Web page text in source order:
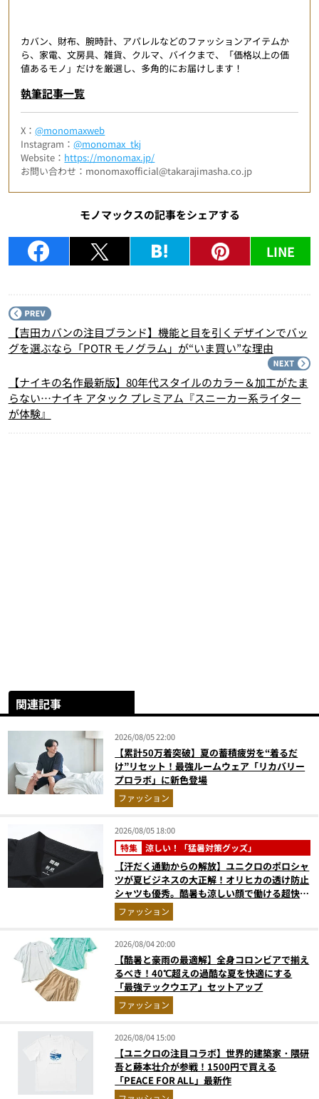
カバン、財布、腕時計、アパレルなどのファッションアイテムか
ら、家電、文房具、雑貨、クルマ、バイクまで、「価格以上の価
値あるモノ」だけを厳選し、多角的にお届けします！
執筆記事一覧
X：@monomaxweb
Instagram：@monomax_tkj
Website： https://monomax.jp/
お問い合わせ：monomaxofficial@takarajimasha.co.jp
モノマックスの記事をシェアする
LINE
【吉田カバンの注目ブランド】機能と目を引くデザインでバッ
グを選ぶなら「POTR モノグラム」が“いま買い”な理由
【ナイキの名作最新版】80年代スタイルのカラー＆加工がたま
らない…ナイキ アタック プレミアム『スニーカー系ライター
が体験』
関連記事
2026/08/05 22:00
【累計50万着突破】夏の蓄積疲労を“着るだ
け”リセット！最強ルームウェア「リカバリー
プロラボ」に新色登場
ファッション
2026/08/05 18:00
特集 涼しい！「猛暑対策グッズ」
【汗だく通勤からの解放】ユニクロのポロシャ
ツが夏ビジネスの大正解！オリヒカの透け防止
シャツも優秀。酷暑も涼しい顔で働ける超快適
ウエアの実力
ファッション
2026/08/04 20:00
【酷暑と豪雨の最適解】全身コロンビアで揃え
るべき！40℃超えの過酷な夏を快適にする
「最強テックウエア」セットアップ
ファッション
2026/08/04 15:00
【ユニクロの注目コラボ】世界的建築家・隈研
吾と藤本壮介が参戦！1500円で買える
「PEACE FOR ALL」最新作